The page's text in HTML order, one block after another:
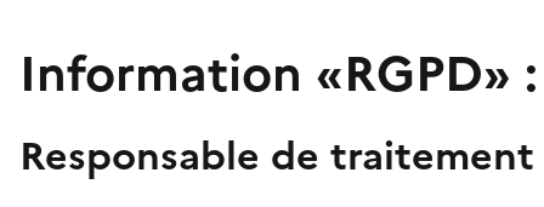
Information «RGPD»
Responsable de traitement